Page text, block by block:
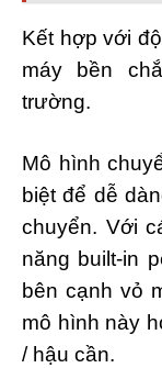
Kết hợp với
máy bền
trường.
Mô hình
biệt để dễ
chuyển. Với
năng built-in
bên cạnh vỏ
mô hình này
/ hậu cần.